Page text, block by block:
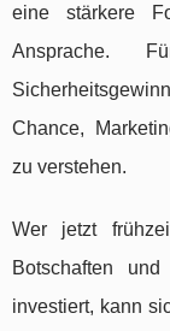
eine stärkere
Ansprache.
Chance,
zu verstehen.
Wer jetzt
Botschaften und
investiert, kann